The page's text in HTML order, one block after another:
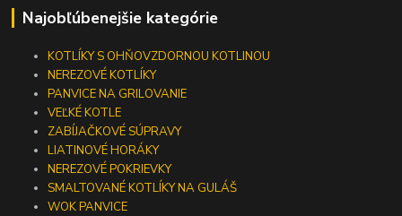
Najobľúbenejšie kategórie
KOTLÍKY S OHŇOVZDORNOU KOTLINOU
NEREZOVÉ KOTLÍKY
PANVICE NA GRILOVANIE
VEĽKÉ KOTLE
ZABÍJAČKOVÉ SÚPRAVY
LIATINOVÉ HORÁKY
NEREZOVÉ POKRIEVKY
SMALTOVANÉ KOTLÍKY NA GULÁŠ
WOK PANVICE